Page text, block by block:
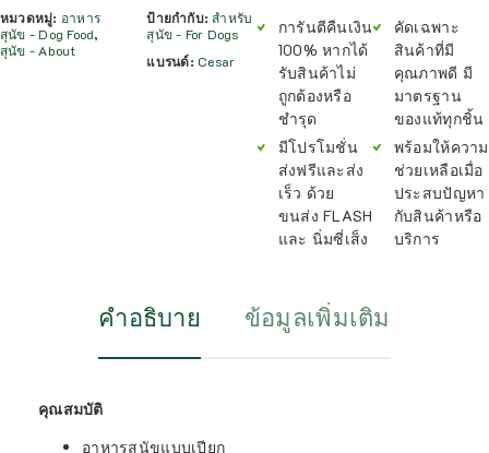
หมวดหมู่: อาหาร
สุนัข - Dog Food,
สุนัข - About
ป้ายกำกับ:สำหรับ
สุนัข - For Dogs
แบรนด์: Cesar
การันตีคืนเงิน
100% หากได้
รับสินค้าไม่
ถูกต้องหรือ
ชำรุด
มีโปรโมชั่น
ส่งฟรีและส่ง
เร็ว ด้วย
ขนส่ง FLASH
และ นิ่มซี่เส็ง
คัดเฉพาะ
สินค้าที่มี
คุณภาพดี มี
มาตรฐาน
ของแท้ทุกชิ้น
พร้อมให้ความ
ช่วยเหลือเมื่อ
ประสบปัญหา
กับสินค้าหรือ
บริการ
คำอธิบาย ข้อมูลเพิ่มเติม
คุณสมบัติ
อาหารสุนัขแบบเปียก